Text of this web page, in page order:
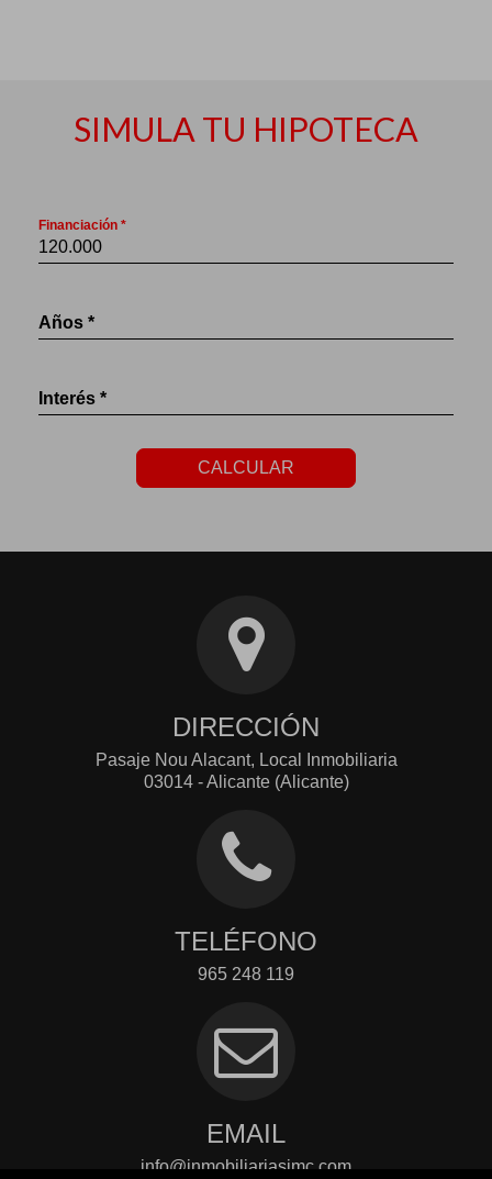
SIMULA TU HIPOTECA
Financiación *
Años *
Interés *
CALCULAR
DIRECCIÓN
Pasaje Nou Alacant, Local Inmobiliaria
03014 - Alicante (Alicante)
TELÉFONO
965 248 119
EMAIL
info@inmobiliariasimc.com